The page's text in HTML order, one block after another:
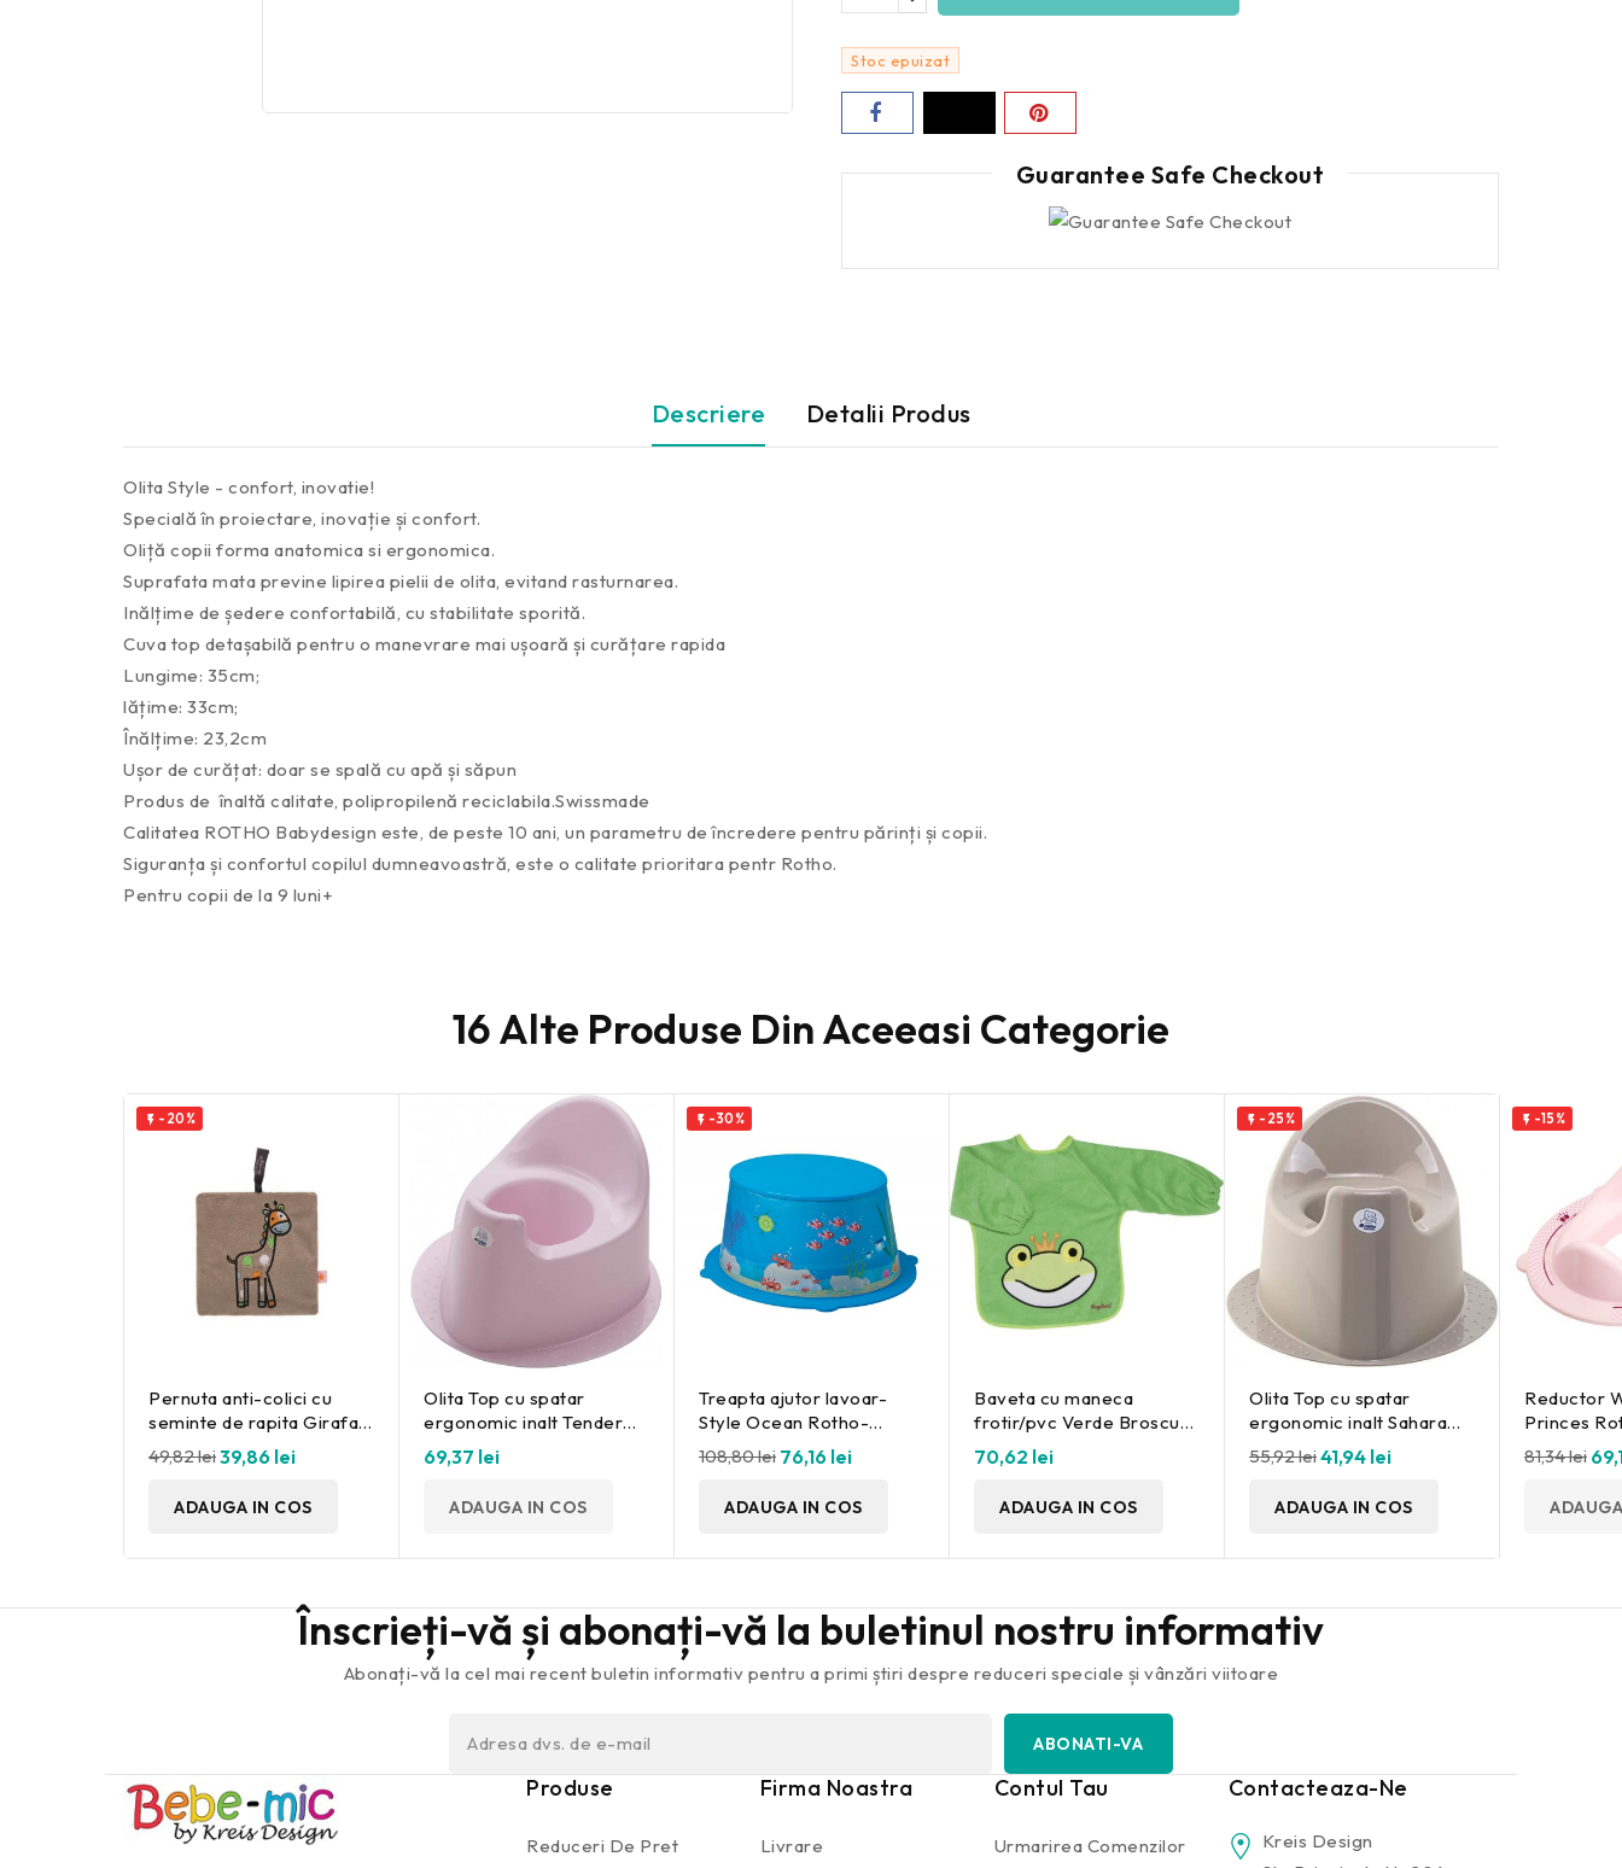
Stoc epuizat
Guarantee Safe Checkout
Descriere Detalii Produs
Olita Style - confort, inovatie!
Specială în proiectare, inovație și confort.
Oliță copii forma anatomica si ergonomica.
Suprafata mata previne lipirea pielii de olita, evitand rasturnarea.
Inălțime de ședere confortabilă, cu stabilitate sporită.
Cuva top detașabilă pentru o manevrare mai ușoară și curățare rapida
Lungime: 35cm;
lățime: 33cm;
Înălțime: 23,2cm
Ușor de curățat: doar se spală cu apă și săpun
Produs de înaltă calitate, polipropilenă reciclabila.Swissmade
Calitatea ROTHO Babydesign este, de peste 10 ani, un parametru de încredere pentru părinți și copii.
Siguranța și confortul copilul dumneavoastră, este o calitate prioritara pentr Rotho.
Pentru copii de la 9 luni+
16 Alte Produse Din Aceeasi Categorie
 -20%
Pernuta anti-colici cu
seminte de rapita Girafa
6L+ A Haberkorn
49,82 lei39,86 lei
ADAUGA IN COS
Olita Top cu spatar
ergonomic inalt Tender
rose Rotho-babydesign
69,37 lei
ADAUGA IN COS
 -30%
Treapta ajutor lavoar-
Style Ocean Rotho-
babydesign
108,80 lei 76,16 lei
ADAUGA IN COS
Baveta cu maneca
frotir/pvc Verde Broscuta
39x30 cm A Haberkorn
70,62 lei
ADAUGA IN COS
 -25%
Olita Top cu spatar
ergonomic inalt Sahara
Rotho-babydesign
55,92 lei41,94 lei
ADAUGA IN COS
 -15%
Reductor
Princes
81,34 lei
Înscrieți-vă și abonați-vă la buletinul nostru informativ
Abonați-vă la cel mai recent buletin informativ pentru a primi știri despre reduceri speciale și vânzări viitoare
Produse
Reduceri De Pret
Firma Noastra
Livrare
Contul Tau
Urmarirea Comenzilor
Contacteaza-Ne
Kreis Design